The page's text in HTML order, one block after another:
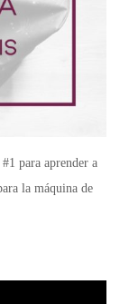
para aprender a
la máquina de